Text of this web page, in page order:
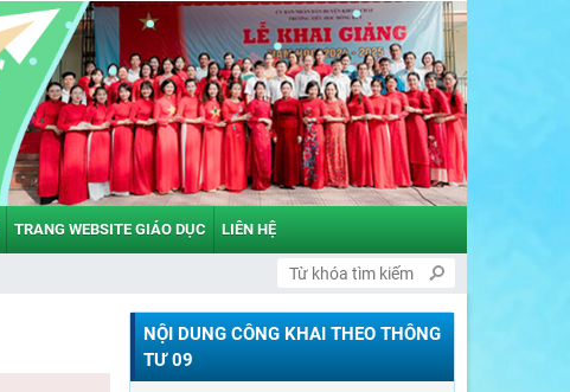
TRANG WEBSITE GIÁO DỤC LIÊN HỆ
NỘI DUNG CÔNG KHAI THEO THÔNG
TƯ 09